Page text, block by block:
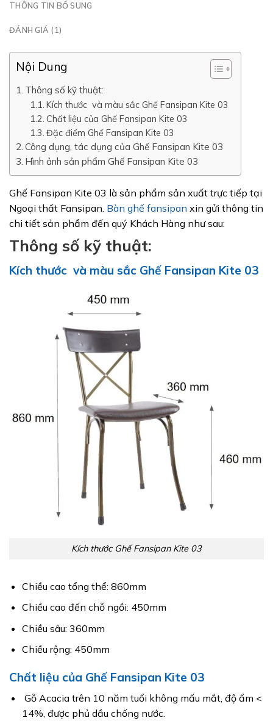
THÔNG TIN BỔ SUNG
ĐÁNH GIÁ (1)
Nội Dung
Thông số kỹ thuật:
Kích thước và màu sắc Ghế Fansipan Kite 03
Chất liệu của Ghế Fansipan Kite 03
Đặc điểm Ghế Fansipan Kite 03
Công dụng, tác dụng của Ghế Fansipan Kite 03
Hình ảnh sản phẩm Ghế Fansipan Kite 03
Ghế Fansipan Kite 03 là sản phẩm sản xuất trực tiếp tại
Ngoại thất Fansipan. Bàn ghế fansipan xin gửi thông tin
chi tiết sản phẩm đến quý Khách Hàng như sau:
Thông số kỹ thuật:
Kích thước và màu sắc Ghế Fansipan Kite 03
Kích thước Ghế Fansipan Kite 03
Chiều cao tổng thể: 860mm
Chiều cao đến chỗ ngồi: 450mm
Chiều sâu: 360mm
Chiều rộng: 450mm
Chất liệu của Ghế Fansipan Kite 03
Gỗ Acacia trên 10 năm tuổi không mấu mắt, độ ẩm <
14%, được phủ dầu chống nước.